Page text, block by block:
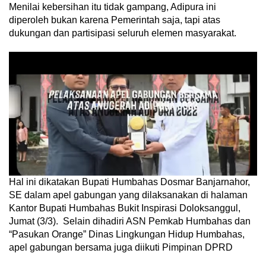
Menilai kebersihan itu tidak gampang, Adipura ini
diperoleh bukan karena Pemerintah saja, tapi atas
dukungan dan partisipasi seluruh elemen masyarakat.
Hal ini dikatakan Bupati Humbahas Dosmar Banjarnahor,
SE dalam apel gabungan yang dilaksanakan di halaman
Kantor Bupati Humbahas Bukit Inspirasi Doloksanggul,
Jumat (3/3). Selain dihadiri ASN Pemkab Humbahas dan
“Pasukan Orange” Dinas Lingkungan Hidup Humbahas,
apel gabungan bersama juga diikuti Pimpinan DPRD